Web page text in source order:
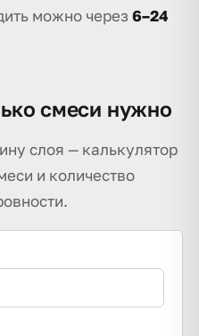
можно через 6–24
смеси нужно
слоя — калькулятор
и количество